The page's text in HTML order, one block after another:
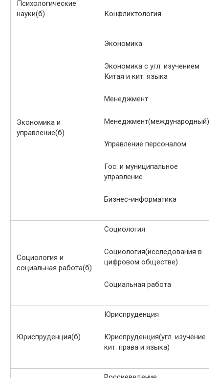
Психологические
науки(б)
Конфликтология
Экономика и
управление(б)
Экономика
Экономика с угл. изучением
Китая и кит. языка
Менеджмент
Менеджмент(международный)
Управление персоналом
Гос. и муниципальное
управление
Бизнес-информатика
Социология и
социальная работа(б)
Социология
Социология(исследования в
цифровом обществе)
Социальная работа
Юриспруденция(б)
Юриспруденция
Юриспруденция(угл. изучение
кит. права и языка)